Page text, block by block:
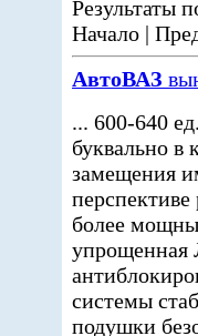
Результаты
Начало |
АвтоВАЗ
... 600-640
буквально в
замещения
перспективе
более
упрощенная
системы
подушки